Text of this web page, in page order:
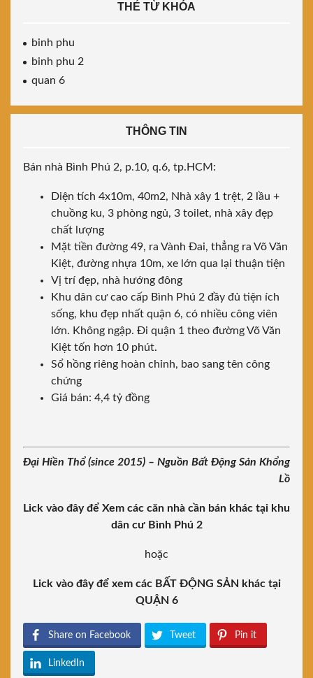
THẺ TỪ KHÓA
binh phu
binh phu 2
quan 6
THÔNG TIN
Bán nhà Bình Phú 2, p.10, q.6, tp.HCM:
Diện tích 4x10m, 40m2, Nhà xây 1 trệt, 2 lầu +
chuồng ku, 3 phòng ngủ, 3 toilet, nhà xây đẹp
chất lượng
Mặt tiền đường 49, ra Vành Đai, thẳng ra Võ Văn
Kiệt, đường nhựa 10m, xe lớn qua lại thuận tiện
Vị trí đẹp, nhà hướng đông
Khu dân cư cao cấp Bình Phú 2 đầy đủ tiện ích
sống, khu đẹp nhất quận 6, có nhiều công viên
lớn. Không ngập. Đi quận 1 theo đường Võ Văn
Kiệt tốn hơn 10 phút.
Sổ hồng riêng hoàn chỉnh, bao sang tên công
chứng
Giá bán: 4,4 tỷ đồng
Đại Hiền Thổ (since 2015) – Nguồn Bất Động Sản Khổng
Lồ
Lick vào đây để Xem các căn nhà cần bán khác tại khu
dân cư Bình Phú 2
hoặc
Lick vào đây để xem các BẤT ĐỘNG SẢN khác tại
QUẬN 6
Share on Facebook Tweet Pin it
LinkedIn